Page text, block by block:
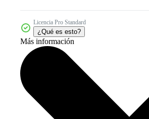
Licencia Pro Standard
¿Qué es esto?
Más información